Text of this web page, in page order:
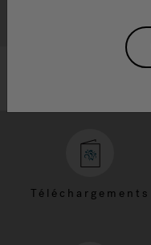
Téléchargements